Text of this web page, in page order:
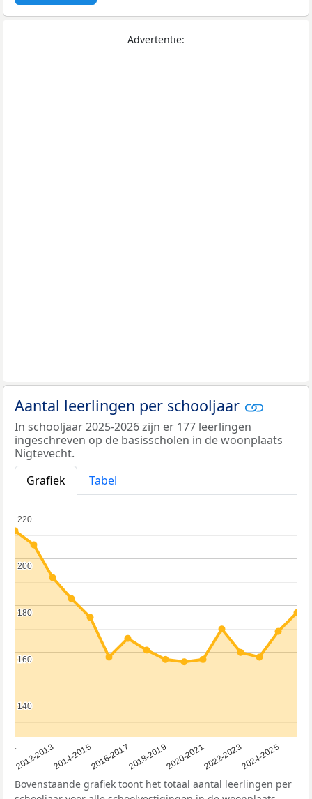
Advertentie:
Aantal leerlingen per schooljaar
In schooljaar 2025-2026 zijn er 177 leerlingen
ingeschreven op de basisscholen in de woonplaats
Nigtevecht.
Grafiek
Tabel
2012-20132014-20152016-20172018-20192020-20212022-20232024-2025
140
140
160
160
180
180
200
200
220
220
Bovenstaande grafiek toont het totaal aantal leerlingen per